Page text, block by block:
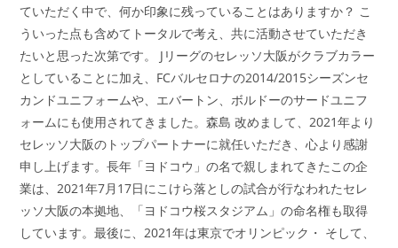
ていただく中で、何か印象に残っていることはありますか？ こ
ういった点も含めてトータルで考え、共に活動させていただき
たいと思った次第です。 Jリーグのセレッソ大阪がクラブカラー
としていることに加え、FCバルセロナの2014/2015シーズンセ
カンドユニフォームや、エバートン、ボルドーのサードユニフ
ォームにも使用されてきました。森島 改めまして、2021年より
セレッソ大阪のトップパートナーに就任いただき、心より感謝
申し上げます。長年「ヨドコウ」の名で親しまれてきたこの企
業は、2021年7月17日にこけら落としの試合が行なわれたセレ
ッソ大阪の本拠地、「ヨドコウ桜スタジアム」の命名権も取得
しています。最後に、2021年は東京でオリンピック・ そして、